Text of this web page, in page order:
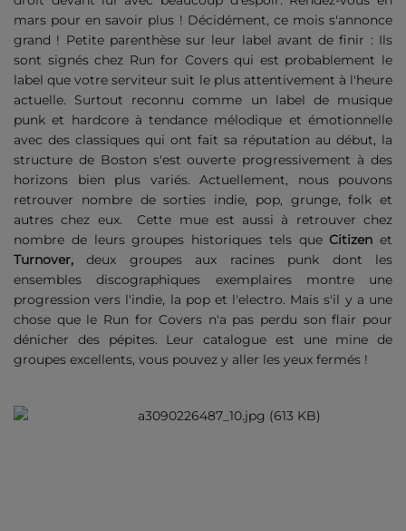
mars pour en savoir plus ! Décidément, ce mois s'annonce
grand ! Petite parenthèse sur leur label avant de finir : Ils
sont signés chez Run for Covers qui est probablement le
label que votre serviteur suit le plus attentivement à l'heure
actuelle. Surtout reconnu comme un label de musique
punk et hardcore à tendance mélodique et émotionnelle
avec des classiques qui ont fait sa réputation au début, la
structure de Boston s'est ouverte progressivement à des
horizons bien plus variés. Actuellement, nous pouvons
retrouver nombre de sorties indie, pop, grunge, folk et
autres chez eux. Cette mue est aussi à retrouver chez
nombre de leurs groupes historiques tels queCitizen et
Turnover,deux groupes aux racines punk dont les
ensembles discographiques exemplaires montre une
progression vers l'indie, la pop et l'electro. Mais s'il y a une
chose que le Run for Covers n'a pas perdu son flair pour
dénicher des pépites. Leur catalogue est une mine de
groupes excellents, vous pouvez y aller les yeux fermés !